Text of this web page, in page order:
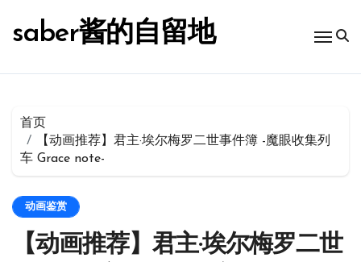
saber酱的自留地
首页
【动画推荐】君主·埃尔梅罗二世事件簿 -魔眼收集列
车 Grace note-
动画鉴赏
【动画推荐】君主·埃尔梅罗二世